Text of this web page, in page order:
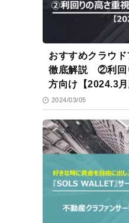
おすすめクラウ
徹底解説 ②利回
方向け【2024.3月
2024/03/05